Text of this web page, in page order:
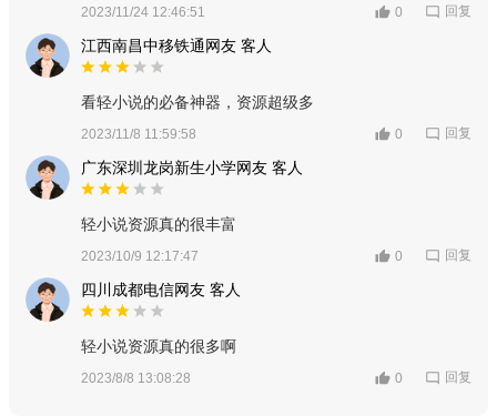
2023/11/24 12:46:51 0 回复
江西南昌中移铁通网友 客人
看轻小说的必备神器，资源超级多
2023/11/8 11:59:58 0 回复
广东深圳龙岗新生小学网友 客人
轻小说资源真的很丰富
2023/10/9 12:17:47 0 回复
四川成都电信网友 客人
轻小说资源真的很多啊
2023/8/8 13:08:28 0 回复